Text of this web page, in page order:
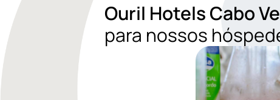
Ouril Hotels Cabo
para nossos